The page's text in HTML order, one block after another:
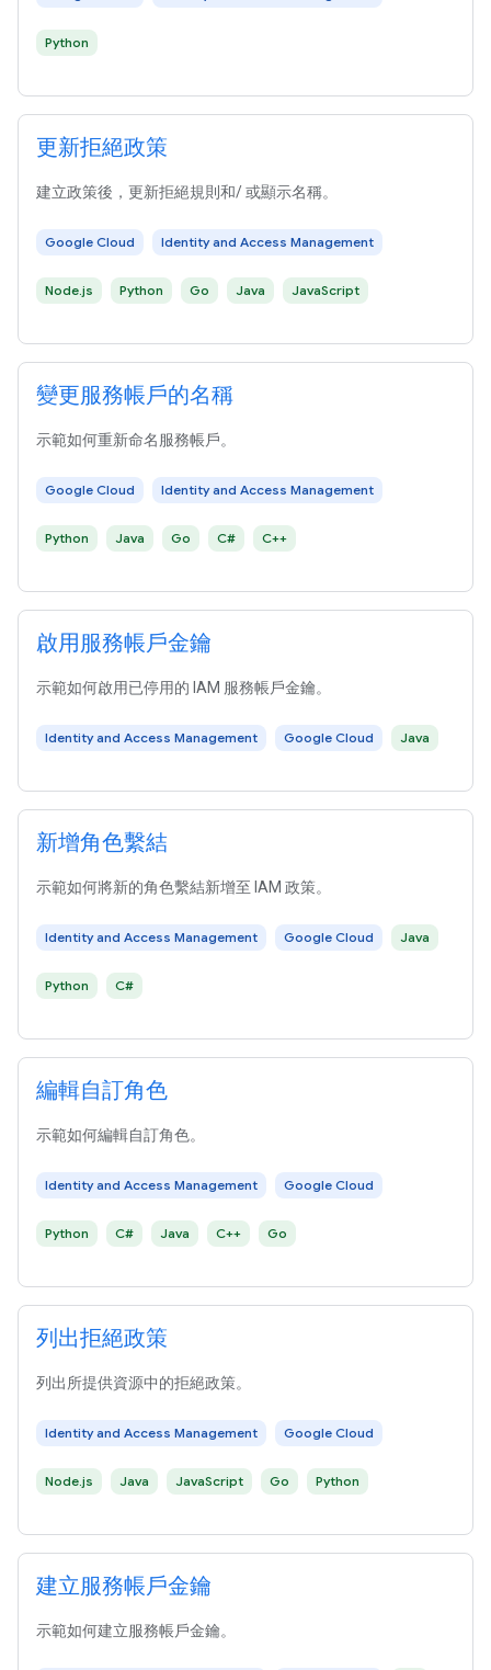
Python
更新拒絕政策
建立政策後，更新拒絕規則和/ 或顯示名稱。
Google Cloud Identity and Access Management
Node.js Python Go Java JavaScript
變更服務帳戶的名稱
示範如何重新命名服務帳戶。
Google Cloud Identity and Access Management
Python Java Go C# C++
啟用服務帳戶金鑰
示範如何啟用已停用的 IAM 服務帳戶金鑰。
Identity and Access Management Google Cloud Java
新增角色繫結
示範如何將新的角色繫結新增至 IAM 政策。
Identity and Access Management Google Cloud Java
Python C#
編輯自訂角色
示範如何編輯自訂角色。
Identity and Access Management Google Cloud
Python C# Java C++ Go
列出拒絕政策
列出所提供資源中的拒絕政策。
Identity and Access Management Google Cloud
Node.js Java JavaScript Go Python
建立服務帳戶金鑰
示範如何建立服務帳戶金鑰。